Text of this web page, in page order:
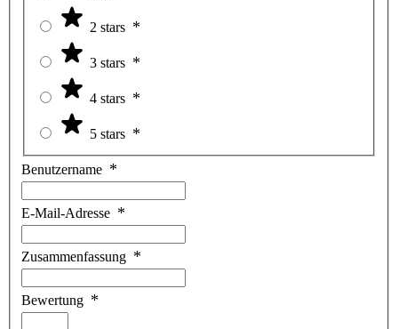
2 stars
3 stars
4 stars
5 stars
Benutzername
E-Mail-Adresse
Zusammenfassung
Bewertung